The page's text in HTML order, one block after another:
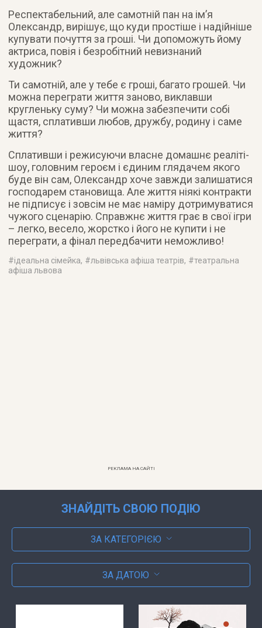
Респектабельний, але самотній пан на ім’я
Олександр, вирішує, що куди простіше і надійніше
купувати почуття за гроші. Чи допоможуть йому
актриса, повія і безробітний невизнаний
художник?
Ти самотній, але у тебе є гроші, багато грошей. Чи
можна переграти життя заново, виклавши
кругленьку суму? Чи можна забезпечити собі
щастя, сплативши любов, дружбу, родину і саме
життя?
Сплативши і режисуючи власне домашнє реаліті-
шоу, головним героєм і єдиним глядачем якого
буде він сам, Олександр хоче завжди залишатися
господарем становища. Але життя ніякі контракти
не підписує і зовсім не має наміру дотримуватися
чужого сценарію. Справжнє життя грає в свої ігри
– легко, весело, жорстко і його не купити і не
переграти, а фінал передбачити неможливо!
#ідеальна сімейка, #львівська афіша театрів, #театральна
афіша львова
РЕКЛАМА НА САЙТІ
ЗНАЙДІТЬ СВОЮ ПОДІЮ
ЗА КАТЕГОРІЄЮ
ЗА ДАТОЮ